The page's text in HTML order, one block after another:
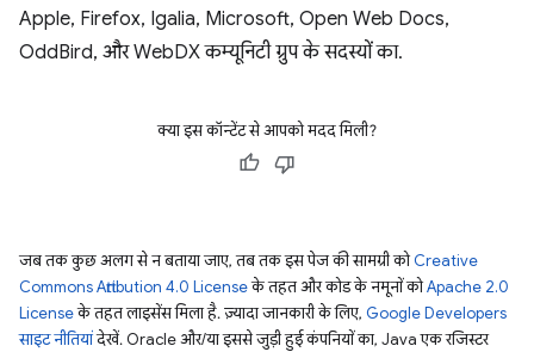
Apple, Firefox, Igalia, Microsoft, Open Web Docs,
OddBird, और WebDX कम्यूनिटी ग्रुप के सदस्यों का.
क्या इस कॉन्टेंट से आपको मदद मिली?
जब तक कुछ अलग से न बताया जाए, तब तक इस पेज की सामग्री कोCreative
Commons Attribution 4.0 Licenseके तहत और कोड के नमूनों कोApache 2.0
Licenseके तहत लाइसेंस मिला है. ज़्यादा जानकारी के लिए, Google Developers
साइट नीतियांदेखें. Oracle और/या इससे जुड़ी हुई कंपनियों का, Java एक रजिस्टर